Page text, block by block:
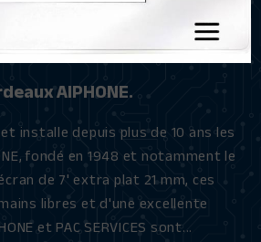
AIPHONE.
et installe depuis plus de 10 ans les
fondé en 1948 et notamment le
de 7' extra plat 21 mm, ces
libres et d'une excellente
et PAC SERVICES sont...